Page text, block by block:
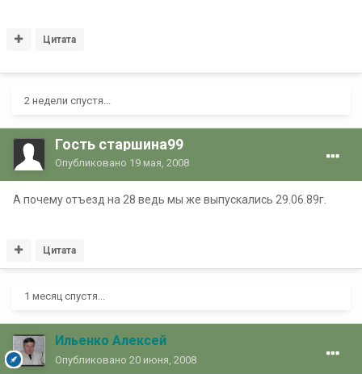
Цитата
2 недели спустя...
Гость старшина99
Опубликовано 19 мая, 2008
А почему отъезд на 28 ведь мы же выпускались 29.06.89г.
Цитата
1 месяц спустя...
Ильенко Алексей
Опубликовано 20 июня, 2008